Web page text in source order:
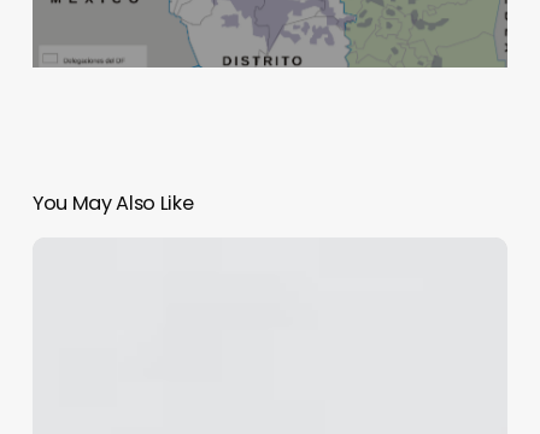
You May Also Like